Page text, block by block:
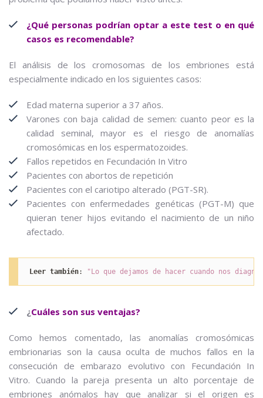
¿Qué personas podrían optar a este test o en qué
casos es recomendable?
El análisis de los cromosomas de los embriones está
especialmente indicado en los siguientes casos:
Edad materna superior a 37 años.
Varones con baja calidad de semen: cuanto peor es la
calidad seminal, mayor es el riesgo de anomalías
cromosómicas en los espermatozoides.
Fallos repetidos en Fecundación In Vitro
Pacientes con abortos de repetición
Pacientes con el cariotipo alterado (PGT-SR).
Pacientes con enfermedades genéticas (PGT-M) que
quieran tener hijos evitando el nacimiento de un niño
afectado.
Leer también: "Lo que dejamos de hacer cuando nos
¿Cuáles son sus ventajas?
Como hemos comentado, las anomalías cromosómicas
embrionarias son la causa oculta de muchos fallos en la
consecución de embarazo evolutivo con Fecundación In
Vitro. Cuando la pareja presenta un alto porcentaje de
embriones anómalos hay que analizar si el origen es